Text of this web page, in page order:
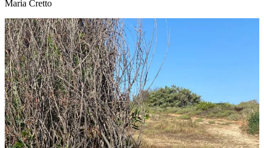
Maria Cretto